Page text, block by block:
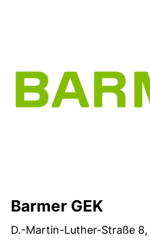
Barmer GEK
D.-Martin-Luther-Straße